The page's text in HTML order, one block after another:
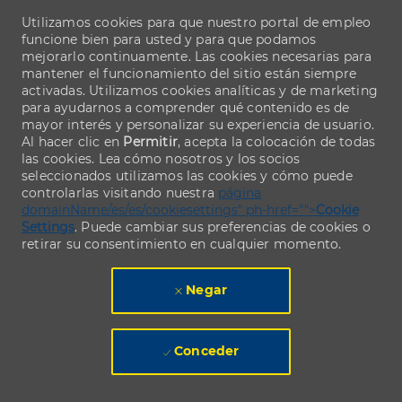
Utilizamos cookies para que nuestro portal de empleo
funcione bien para usted y para que podamos
mejorarlo continuamente. Las cookies necesarias para
mantener el funcionamiento del sitio están siempre
activadas. Utilizamos cookies analíticas y de marketing
para ayudarnos a comprender qué contenido es de
mayor interés y personalizar su experiencia de usuario.
Al hacer clic en Permitir, acepta la colocación de todas
las cookies. Lea cómo nosotros y los socios
seleccionados utilizamos las cookies y cómo puede
controlarlas visitando nuestra página
domainName/es/es/cookiesettings" ph-href="">Cookie
Settings. Puede cambiar sus preferencias de cookies o
retirar su consentimiento en cualquier momento.
Negar
Conceder